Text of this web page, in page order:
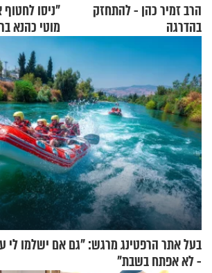
הרב זמיר כהן - להתחזק
בהדרגה
"ניסו
מוטי כהנא
בעל אתר הרפטינג מרגש: "גם אם ישלמו לי
- לא אפתח בשבת"